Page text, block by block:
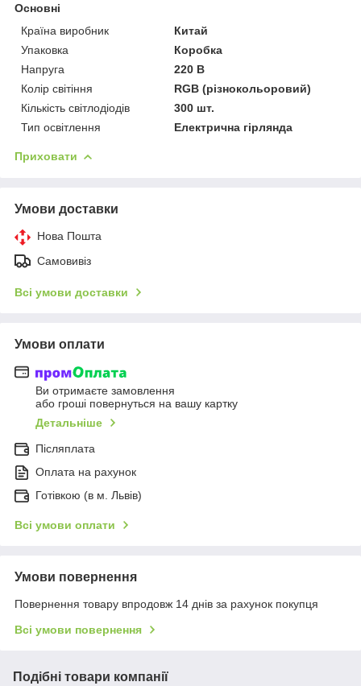
Основні
Країна виробник
Китай
Упаковка
Коробка
Напруга
220 В
Колір світіння
RGB (різнокольоровий)
Кількість світлодіодів
300 шт.
Тип освітлення
Електрична гірлянда
Приховати
Умови доставки
Нова Пошта
Самовивіз
Всі умови доставки
Умови оплати
Ви отримаєте замовлення
або гроші повернуться на вашу картку
Детальніше
Післяплата
Оплата на рахунок
Готівкою (в м. Львів)
Всі умови оплати
Умови повернення
Повернення товару впродовж 14 днів за рахунок покупця
Всі умови повернення
Подібні товари компанії